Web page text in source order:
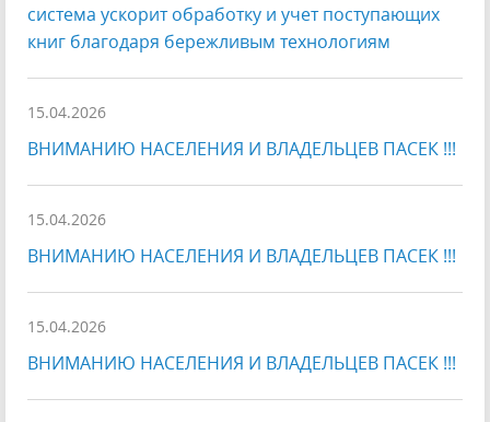
система ускорит обработку и учет поступающих
книг благодаря бережливым технологиям
15.04.2026
ВНИМАНИЮ НАСЕЛЕНИЯ И ВЛАДЕЛЬЦЕВ ПАСЕК !!!
15.04.2026
ВНИМАНИЮ НАСЕЛЕНИЯ И ВЛАДЕЛЬЦЕВ ПАСЕК !!!
15.04.2026
ВНИМАНИЮ НАСЕЛЕНИЯ И ВЛАДЕЛЬЦЕВ ПАСЕК !!!